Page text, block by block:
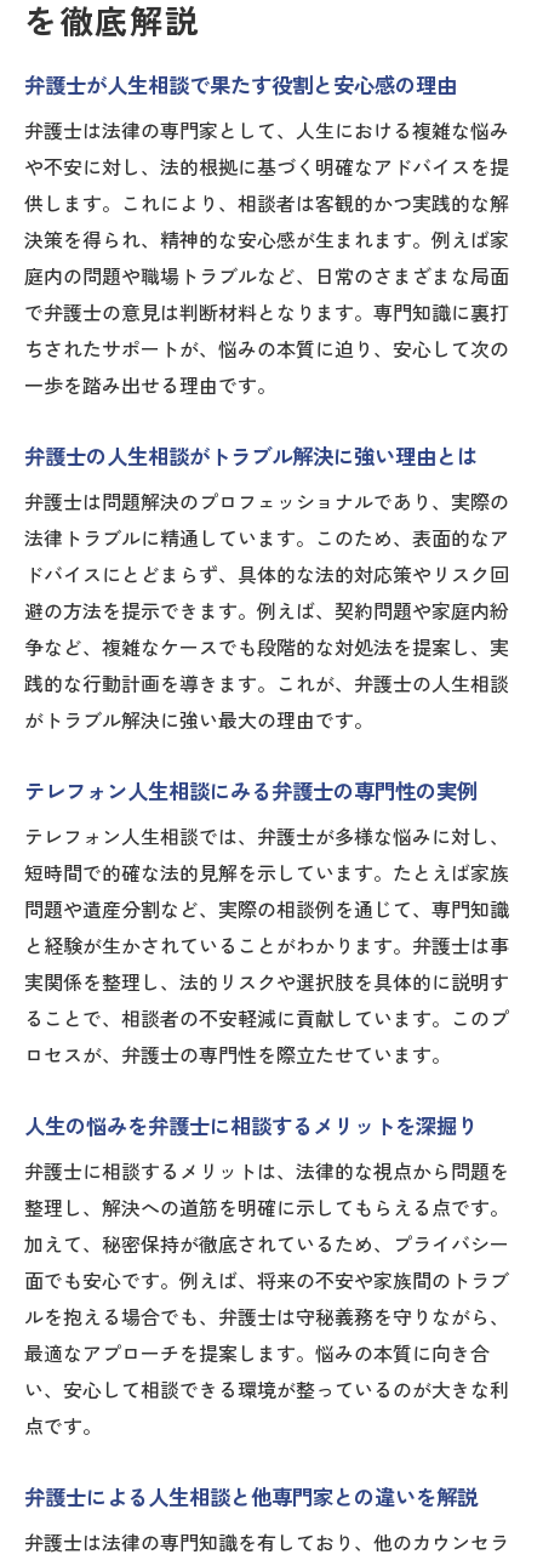
深掘り
を解説
弁護士が人生相談で提供できる具体的なサ
ポート
弁護士に悩みを相談する際の安心ポイント
弁護士相談時に知っておきたい安心のポイ
ント
弁護士が嫌がることを避ける上手な相談術
る
テレフォン人生相談を参考にする安心相談
例
弁護士相談で不安を減らすための準備とは
費用面の不安を減らす弁護士選びのコツ
弁護士費用の内訳と人生相談での注意点
弁護士選びで費用面の不安を減らす比較方
法
費用の不安を相談前に解消する質問例
信頼できる弁護士との人生相談がもたらす安心
感
信頼できる弁護士が人生相談で与える安心
弁護士と相談することで心が軽くなる瞬間
人生相談で重要な弁護士との相性の見極め
方
テレフォン人生相談で感じる信頼のポイン
ト
弁護士に相談することで変わる心の在り方
安心感を得るための弁護士選びの実践方法
弁護士相談料の疑問をスッキリ解決する方法
法
を徹底解説
弁護士が人生相談で果たす役割と安心感の理由
弁護士は法律の専門家として、人生における複雑な悩み
や不安に対し、法的根拠に基づく明確なアドバイスを提
供します。これにより、相談者は客観的かつ実践的な解
決策を得られ、精神的な安心感が生まれます。例えば家
庭内の問題や職場トラブルなど、日常のさまざまな局面
で弁護士の意見は判断材料となります。専門知識に裏打
ちされたサポートが、悩みの本質に迫り、安心して次の
一歩を踏み出せる理由です。
弁護士の人生相談がトラブル解決に強い理由とは
弁護士は問題解決のプロフェッショナルであり、実際の
法律トラブルに精通しています。このため、表面的なア
ドバイスにとどまらず、具体的な法的対応策やリスク回
避の方法を提示できます。例えば、契約問題や家庭内紛
争など、複雑なケースでも段階的な対処法を提案し、実
践的な行動計画を導きます。これが、弁護士の人生相談
がトラブル解決に強い最大の理由です。
テレフォン人生相談にみる弁護士の専門性の実例
テレフォン人生相談では、弁護士が多様な悩みに対し、
短時間で的確な法的見解を示しています。たとえば家族
問題や遺産分割など、実際の相談例を通じて、専門知識
と経験が生かされていることがわかります。弁護士は事
実関係を整理し、法的リスクや選択肢を具体的に説明す
ることで、相談者の不安軽減に貢献しています。このプ
ロセスが、弁護士の専門性を際立たせています。
人生の悩みを弁護士に相談するメリットを深掘り
弁護士に相談するメリットは、法律的な視点から問題を
整理し、解決への道筋を明確に示してもらえる点です。
加えて、秘密保持が徹底されているため、プライバシー
面でも安心です。例えば、将来の不安や家族間のトラブ
ルを抱える場合でも、弁護士は守秘義務を守りながら、
最適なアプローチを提案します。悩みの本質に向き合
い、安心して相談できる環境が整っているのが大きな利
点です。
弁護士による人生相談と他専門家との違いを解説
弁護士は法律の専門知識を有しており、他のカウンセラ